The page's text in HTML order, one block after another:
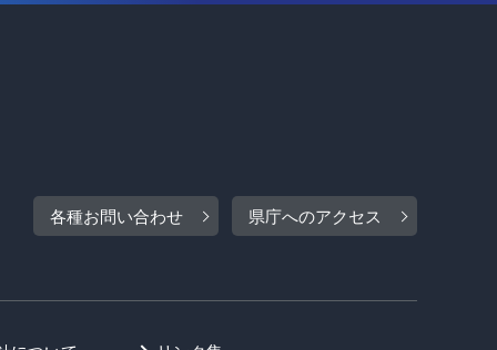
各種お問い合わせ 県庁へのアクセス